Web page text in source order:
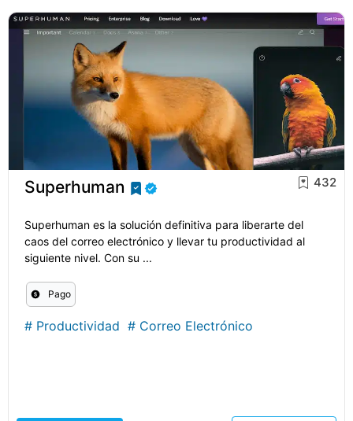
Superhuman 432
Superhuman es la solución definitiva para liberarte del
caos del correo electrónico y llevar tu productividad al
siguiente nivel. Con su ...
Pago
# Productividad # Correo Electrónico